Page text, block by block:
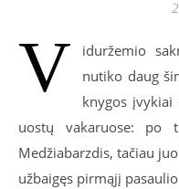
V
iduržemio
nutiko daug
knygos įvykiai
uostų vakaruose: po
Medžiabarzdis, tačiau
užbaigęs pirmąjį